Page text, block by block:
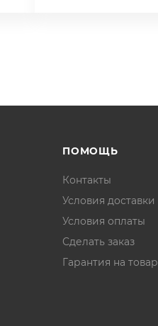
ПОМОЩЬ
Контакты
Условия доставки
Условия оплаты
Сделать заказ
Гарантия на товар